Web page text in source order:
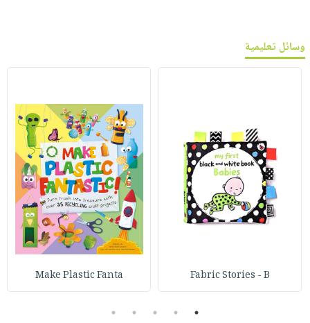
وسائل تعليمية
Fabric Stories - B
Make Plastic Fanta
1
2
3
4
5